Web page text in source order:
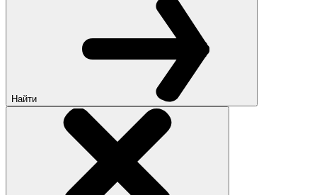
Найти